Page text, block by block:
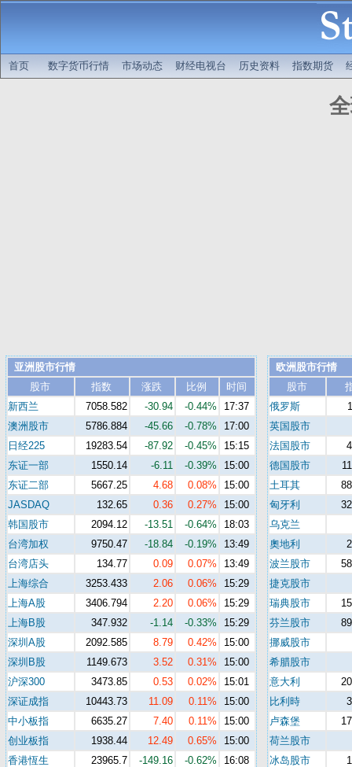
首页 数字货币行情 市场动态 财经电视台 历史资料 指数期货
亚洲股市行情
股市
指数 涨跌 比例
时间
新西兰
7058.582 -30.94 -0.44%
17:37
澳洲股市
5786.884 -45.66 -0.78%
17:00
日经225
19283.54 -87.92 -0.45%
15:15
东证一部
1550.14 -6.11 -0.39%
15:00
东证二部
5667.25 4.68 0.08%
15:00
JASDAQ
132.65 0.36 0.27%
15:00
韩国股市
2094.12 -13.51 -0.64%
18:03
台湾加权
9750.47 -18.84 -0.19%
13:49
台湾店头
134.77 0.09 0.07%
13:49
上海综合
3253.433 2.06 0.06%
15:29
上海A股
3406.794 2.20 0.06%
15:29
上海B股
347.932 -1.14 -0.33%
15:29
深圳A股
2092.585 8.79 0.42%
15:00
深圳B股
1149.673 3.52 0.31%
15:00
沪深300
3473.85 0.53 0.02%
15:01
深证成指
10443.73 11.09 0.11%
15:00
中小板指
6635.27 7.40 0.11%
15:00
创业板指
1938.44 12.49 0.65%
15:00
香港恆生
23965.7 -149.16 -0.62%
16:08
欧洲股市行情
股市
俄罗斯
英国股市
法国股市
德国股市
土耳其
匈牙利
乌克兰
奧地利
波兰股市
捷克股市
瑞典股市
芬兰股市
挪威股市
希腊股市
意大利
比利時
卢森堡
荷兰股市
冰岛股市